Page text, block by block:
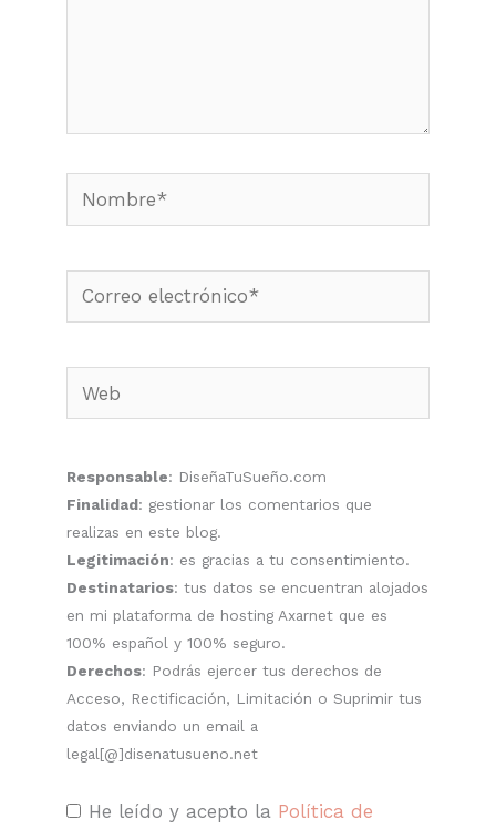
Nombre*
Correo
electrónico*
Web
Responsable: DiseñaTuSueño.com
Finalidad: gestionar los comentarios que
realizas en este blog.
Legitimación: es gracias a tu consentimiento.
Destinatarios: tus datos se encuentran alojados
en mi plataforma de hosting Axarnet que es
100% español y 100% seguro.
Derechos: Podrás ejercer tus derechos de
Acceso, Rectificación, Limitación o Suprimir tus
datos enviando un email a
legal[@]disenatusueno.net
He leído y acepto la Política de